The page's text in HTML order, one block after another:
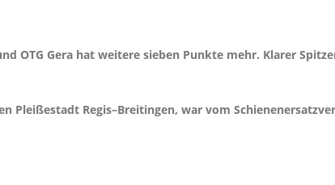
OTG Gera hat weitere sieben Punkte mehr. Klarer
Pleißestadt Regis–Breitingen, war vom